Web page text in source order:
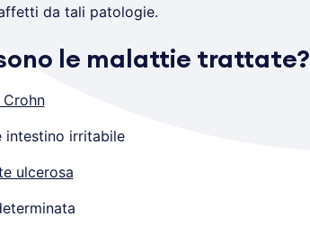
da tali patologie.
le malattie trattate?
intestino irritabile
ulcerosa